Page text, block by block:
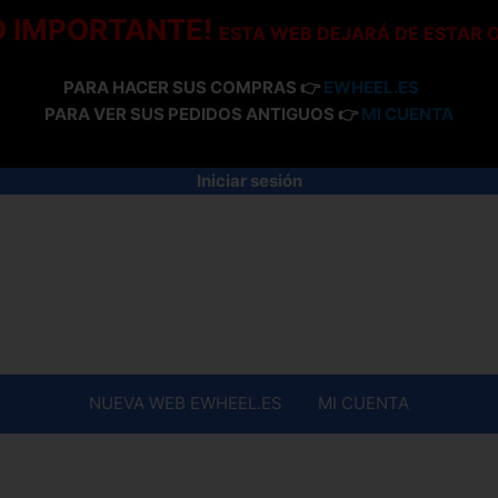
IMPORTANTE! ESTA WEB DEJARÁ DE ESTAR
PARA HACER SUS COMPRAS 👉 EWHEEL.ES
PARA VER SUS PEDIDOS ANTIGUOS 👉 MI CUENTA
Iniciar sesión
NUEVA WEB EWHEEL.ES MI CUENTA